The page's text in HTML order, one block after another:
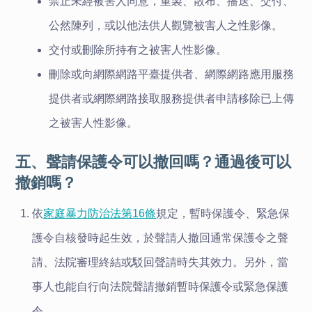
公然陳列，或以他法供人觀覽被害人之性影像。
交付或刪除所持有之被害人性影像。
刪除或向網際網路平臺提供者、網際網路應用服務
提供者或網際網路接取服務提供者申請移除已上傳
之被害人性影像。
五、聲請保護令可以撤回嗎？通過後可以
撤銷嗎？
依家庭暴力防治法第16條規定，暫時保護令、緊急保
護令自核發時起生效，於聲請人撤回通常保護令之聲
請、法院審理終結或駁回聲請時失其效力。另外，當
事人也能自行向法院聲請撤銷暫時保護令或緊急保護